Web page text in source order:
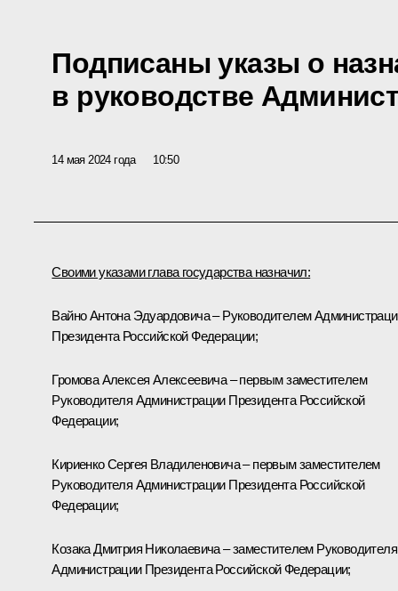
Подписаны указы о
в руководстве
14 мая 2024 года 10:50
Своими указами глава государства назначил:
ВайноАнтона Эдуардовича – Руководителем
Президента Российской Федерации;
ГромоваАлексея Алексеевича – первым заместителем
Руководителя Администрации Президента Российской
Федерации;
КириенкоСергея Владиленовича – первым заместителем
Руководителя Администрации Президента Российской
Федерации;
КозакаДмитрия Николаевича – заместителем Руководителя
Администрации Президента Российской Федерации;